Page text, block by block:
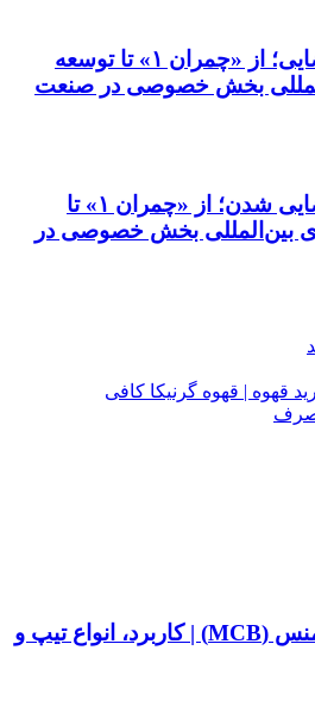
ایران در مسیر فضایی؛ از «چمران ۱» تا توسعه
بخش خصوصی در صنعت
ایران در مسیر فضایی شدن؛ از «چمران ۱» تا
بین‌المللی بخش خصوصی در
قهوه | قهوه گرنیکا کافی
کلید مینیاتوری زیمنس (MCB) | کاربرد، انواع تیپ و